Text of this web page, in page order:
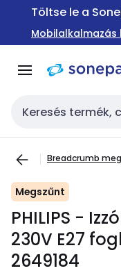
Ugrás a
Ugrás a
Töltse le a
Keresési bemenet
Breadcrumb
Megszűnt
PHILIPS -
230V E27
2649184